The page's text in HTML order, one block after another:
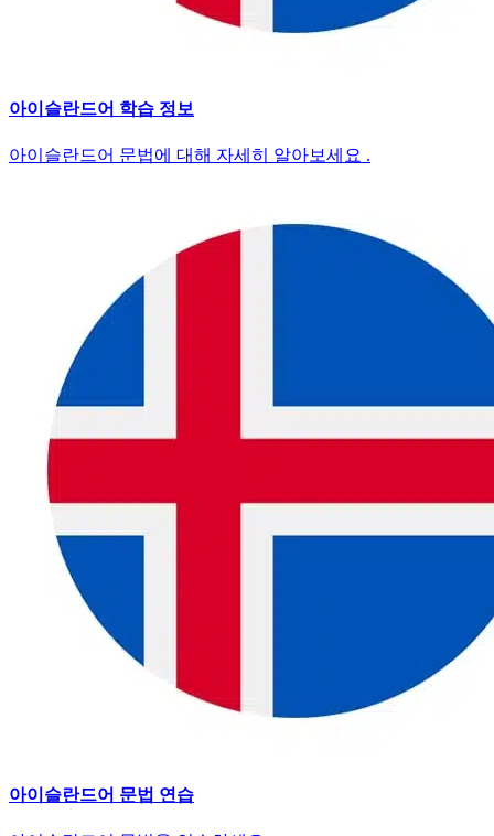
아이슬란드어 학습 정보
아이슬란드어 문법에 대해 자세히 알아보세요 .
아이슬란드어 문법 연습